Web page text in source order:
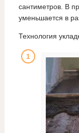
сантиметров. В
уменьшается в
Технология